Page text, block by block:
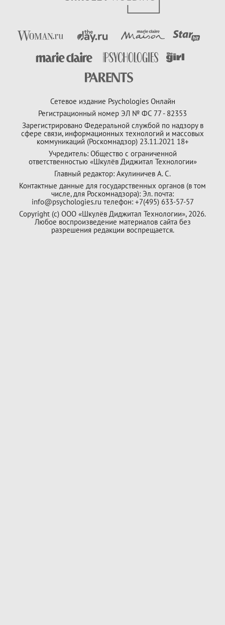
Сетевое издание Psychologies Онлайн
Регистрационный номер ЭЛ № ФС 77 - 82353
Зарегистрировано Федеральной службой по надзору в
сфере связи, информационных технологий и массовых
коммуникаций (Роскомнадзор) 23.11.2021 18+
Учредитель: Общество с ограниченной
ответственностью «Шкулёв Диджитал Технологии»
Главный редактор: Акулиничев А. С.
Контактные данные для государственных органов (в том
числе, для Роскомнадзора): Эл. почта:
info@psychologies.ru телефон: +7(495) 633-57-57
Copyright (с) ООО «Шкулёв Диджитал Технологии», 2026.
Любое воспроизведение материалов сайта без
разрешения редакции воспрещается.